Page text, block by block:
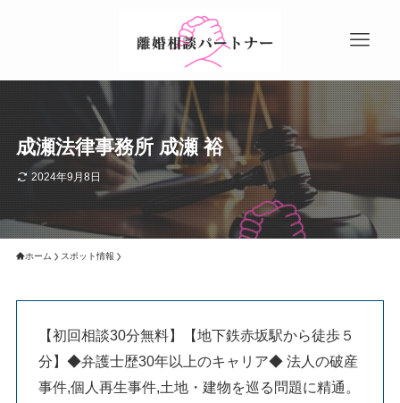
成瀬法律事務所 成瀬 裕
2024年9月8日
ホーム スポット情報
【初回相談30分無料】【地下鉄赤坂駅から徒歩５
分】◆弁護士歴30年以上のキャリア◆ 法人の破産
事件,個人再生事件,土地・建物を巡る問題に精通。